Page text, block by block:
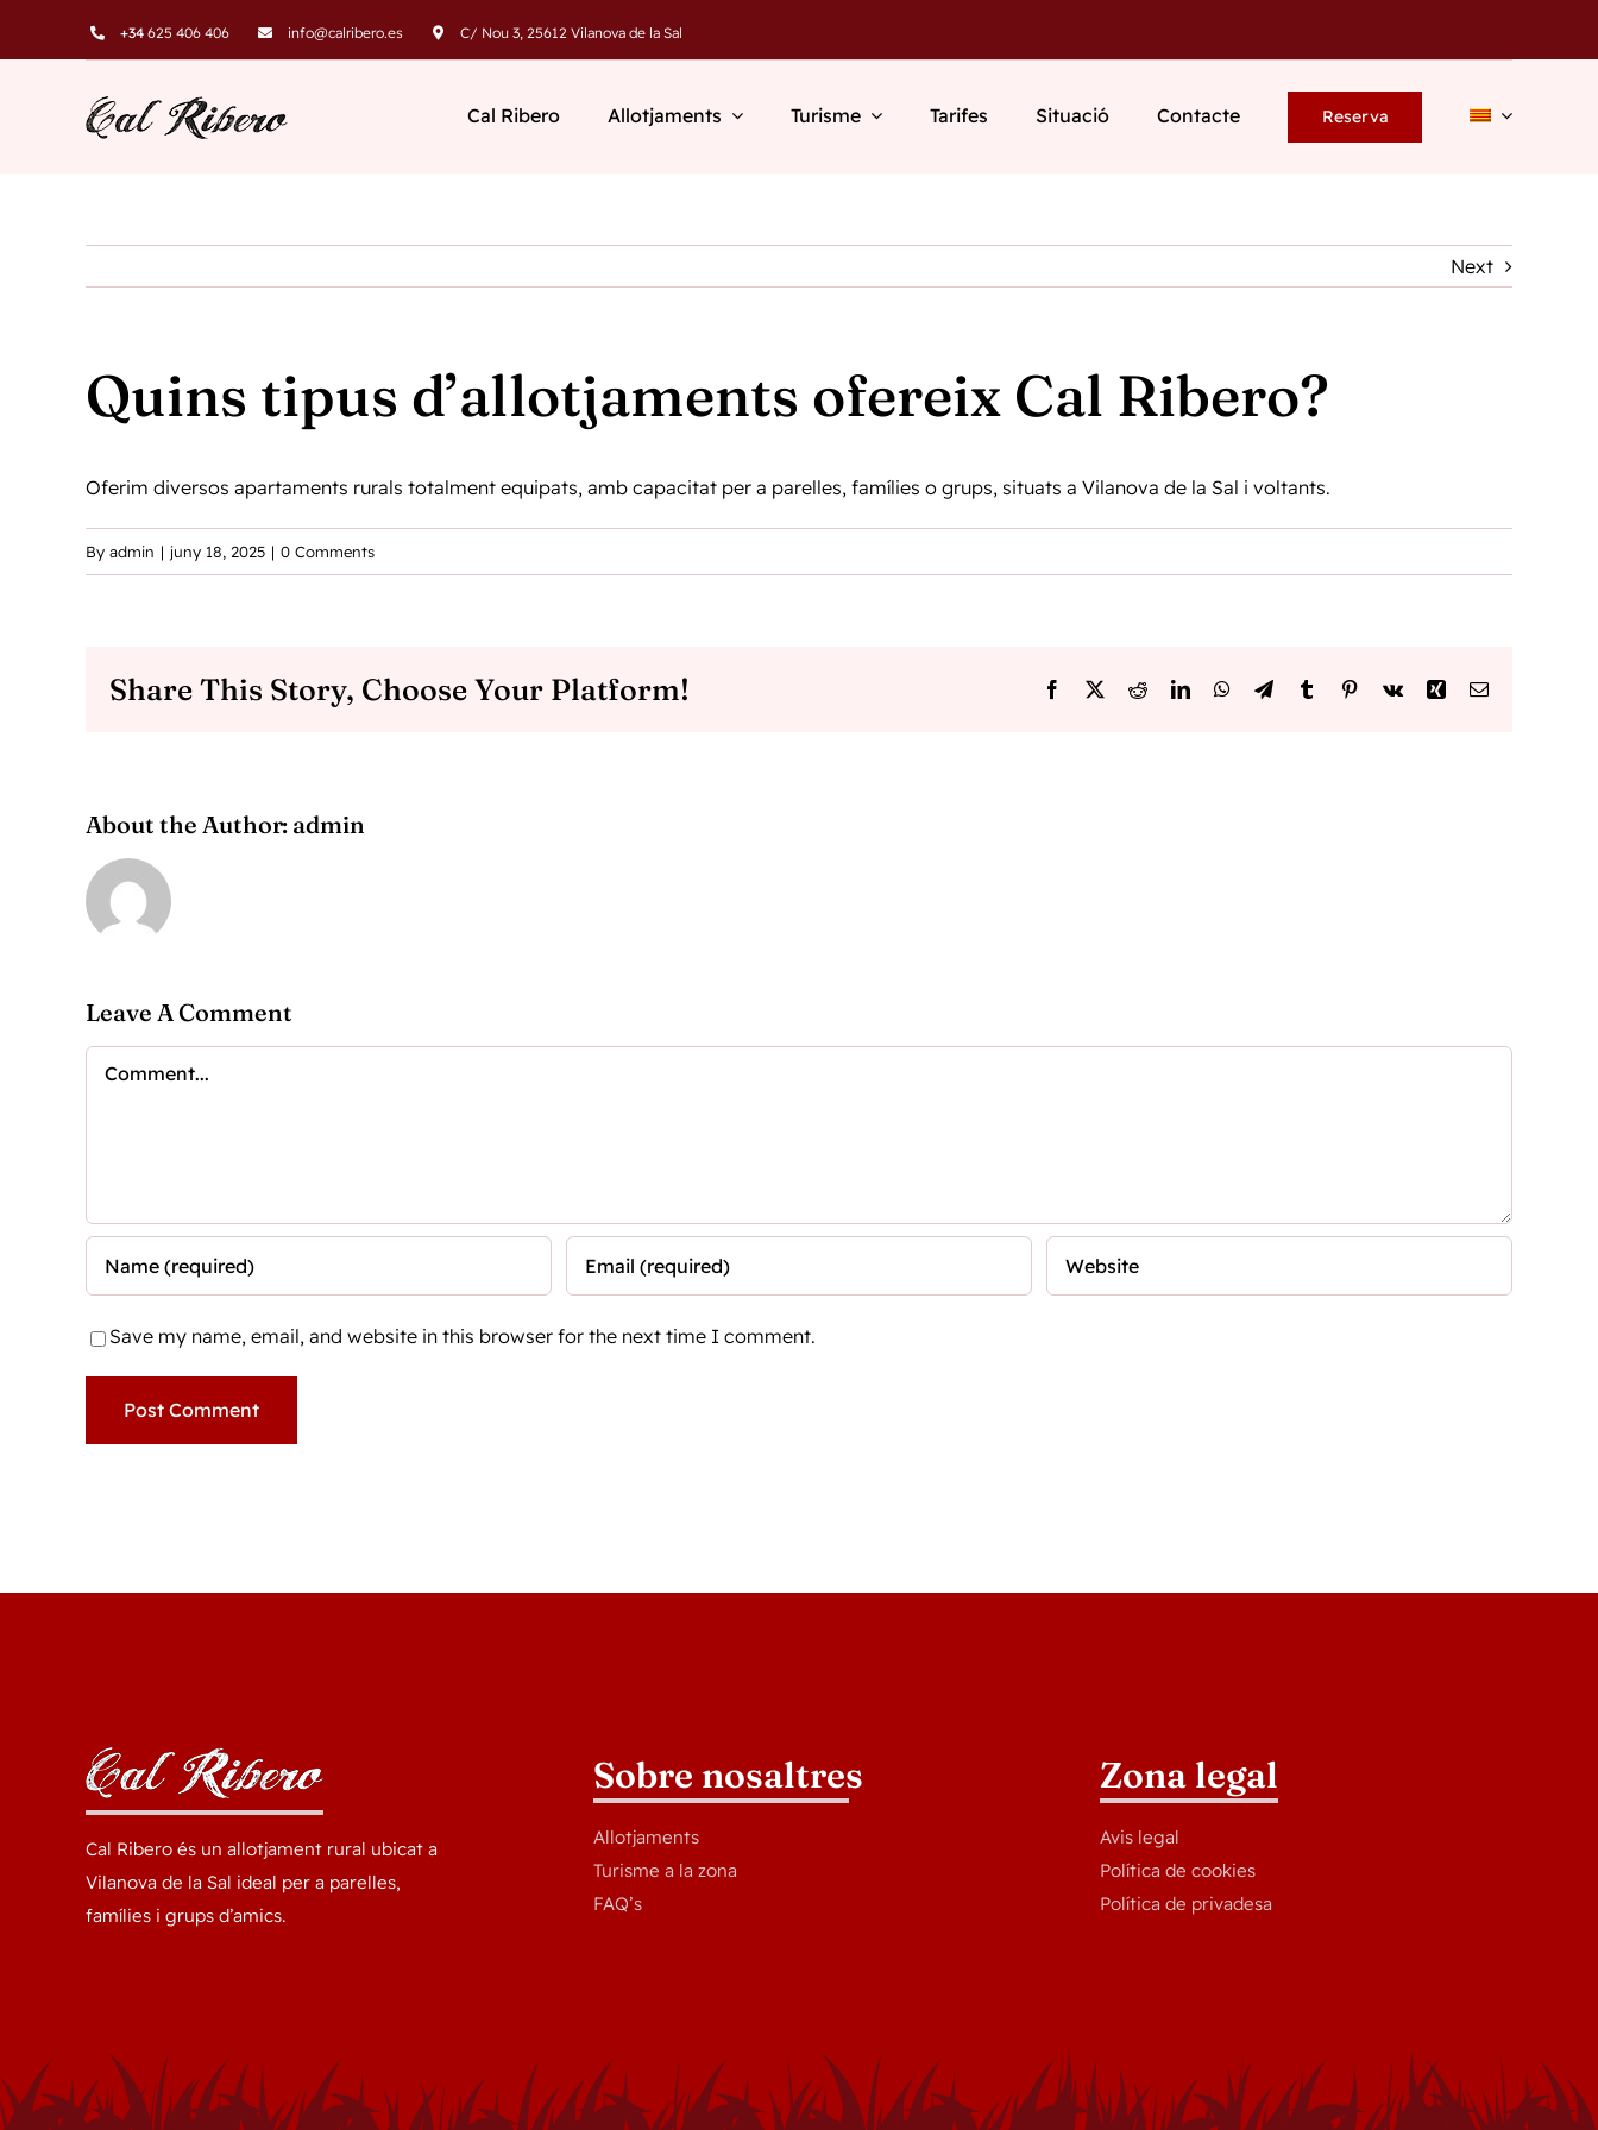
+34625 406 406 info@calribero.es C/ Nou 3, 25612 Vilanova de la Sal
Cal Ribero Allotjaments Turisme Tarifes Situació Contacte Reserva
Next
Quins tipus d’allotjaments ofereix Cal Ribero?
Oferim diversos apartaments rurals totalment equipats, amb capacitat per a parelles, famílies o grups, situats a Vilanova de la Sal i voltants.
By admin | juny 18, 2025 | 0 Comments
Share This Story, Choose Your Platform! Facebook RedditLinkedInWhatsApp
TelegramTumblr Pinterest
Vk Xing Email
About the Author: admin
Leave A Comment
Comment
Save my name, email, and website in this browser for the next time I comment.
Cal Ribero és un allotjament rural ubicat a
Vilanova de la Sal ideal per a parelles,
famílies i grups d’amics.
Sobre nosaltres
Allotjaments
Turisme a la zona
FAQ’s
Zona legal
Avis legal
Política de cookies
Política de privadesa